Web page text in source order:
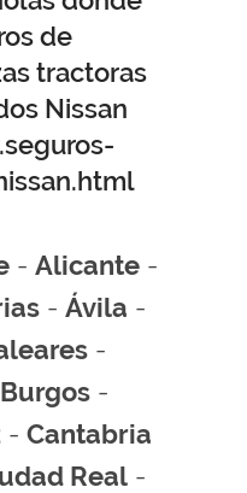
de
tractoras
Nissan
- Alicante-
- Ávila -
-
Burgos -
- Cantabria
Real -